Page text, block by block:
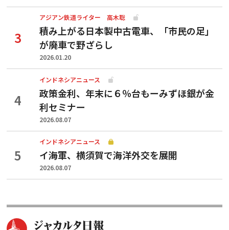
アジアン鉄道ライター 高木聡
積み上がる日本製中古電車、「市民の足」
が廃車で野ざらし
2026.01.20
インドネシアニュース
政策金利、年末に６％台もーみずほ銀が金
利セミナー
2026.08.07
インドネシアニュース
イ海軍、横須賀で海洋外交を展開
2026.08.07